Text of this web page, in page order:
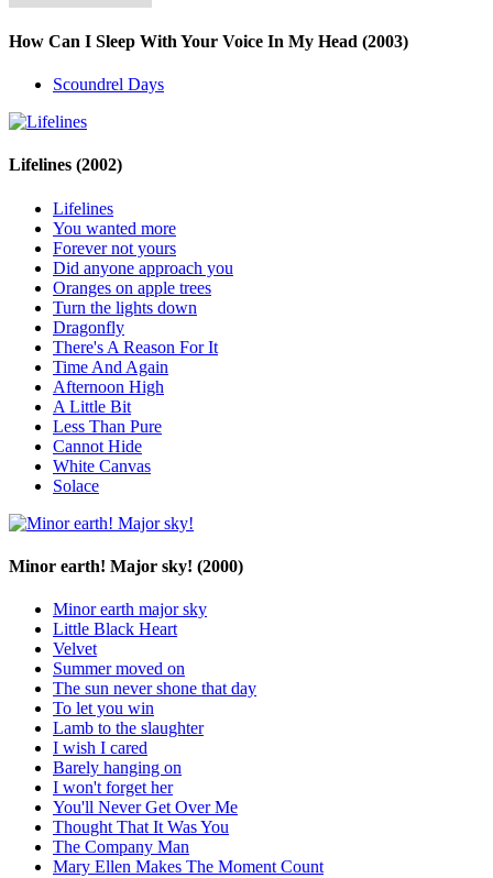
How Can I Sleep With Your Voice In My Head (2003)
Scoundrel Days
Lifelines (2002)
Lifelines
You wanted more
Forever not yours
Did anyone approach you
Oranges on apple trees
Turn the lights down
Dragonfly
There's A Reason For It
Time And Again
Afternoon High
A Little Bit
Less Than Pure
Cannot Hide
White Canvas
Solace
Minor earth! Major sky! (2000)
Minor earth major sky
Little Black Heart
Velvet
Summer moved on
The sun never shone that day
To let you win
Lamb to the slaughter
I wish I cared
Barely hanging on
I won't forget her
You'll Never Get Over Me
Thought That It Was You
The Company Man
Mary Ellen Makes The Moment Count